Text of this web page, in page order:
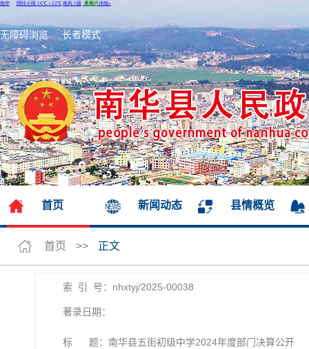
无障碍浏览 长者模式
首页 新闻动态 县情概览
首页 >> 正文
索 引 号：nhxtyj/2025-00038
著录日期：
标 题：南华县五街初级中学2024年度部门决算公开